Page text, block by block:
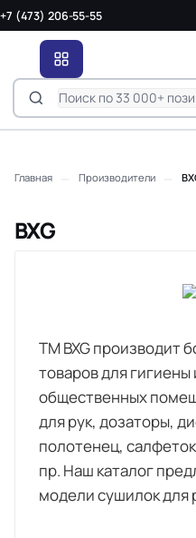
+7 (473) 206-55-55
Главная Производители
BXG
ТМ BXG производит
товаров для гигиены
общественных
для рук, дозаторы,
полотенец,
пр. Наш каталог
модели сушилок для